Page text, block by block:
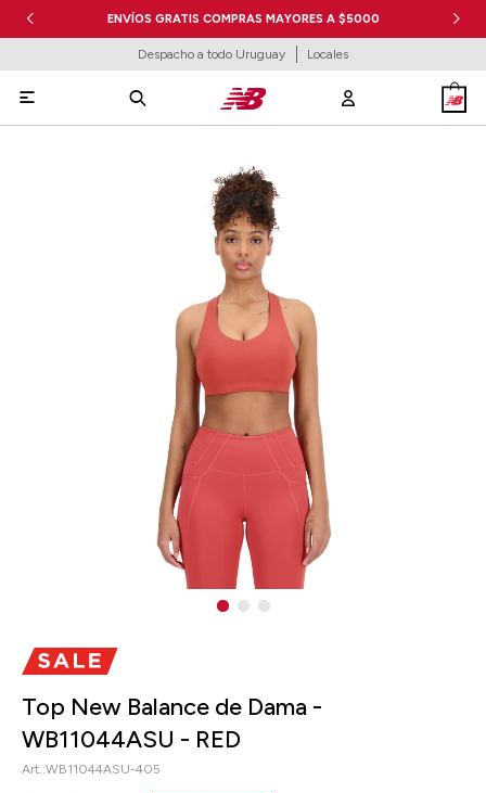
ENVÍOS GRATIS COMPRAS MAYORES A $5000
Despacho a todo Uruguay Locales

Top New Balance de Dama -
WB11044ASU - RED
WB11044ASU-405